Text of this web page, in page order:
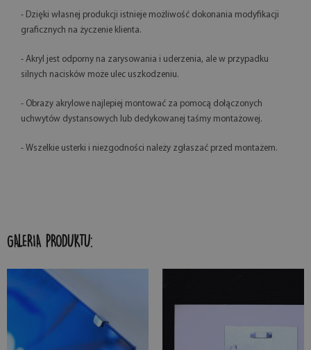
- Dzięki własnej produkcji istnieje możliwość dokonania modyfikacji
graficznych na życzenie klienta.
- Akryl jest odporny na zarysowania i uderzenia, ale w przypadku
silnych nacisków może ulec uszkodzeniu.
- Obrazy akrylowe najlepiej montować za pomocą dołączonych
uchwytów dystansowych lub dedykowanej taśmy montażowej.
- Wszelkie usterki i niezgodności należy zgłaszać przed montażem.
GALERIA PRODUKTU: